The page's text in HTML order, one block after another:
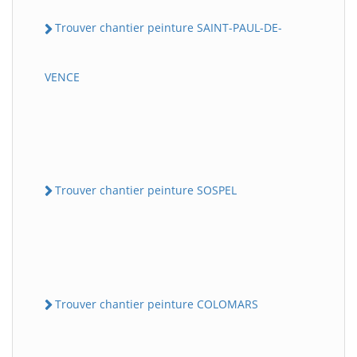
Trouver chantier peinture SAINT-PAUL-DE-
VENCE
Trouver chantier peinture SOSPEL
Trouver chantier peinture COLOMARS